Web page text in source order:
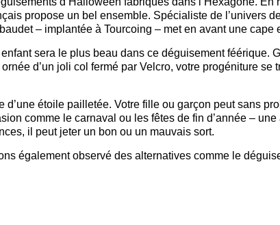
propose un bel ensemble. Spécialiste de l’univers
– implantée à Tourcoing – met en avant une cape
sera le plus beau dans ce déguisement féérique.
d’un joli col fermé par Velcro, votre progéniture se
d’une étoile pailletée. Votre fille ou garçon peut sans
comme le carnaval ou les fêtes de fin d’année – une
il peut jeter un bon ou un mauvais sort.
également observé des alternatives comme le